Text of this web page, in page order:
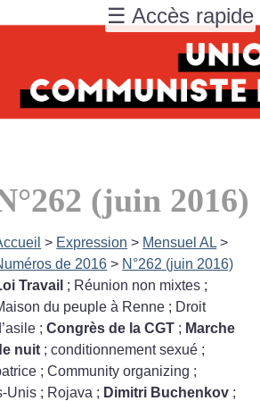
(juin 2016)
> Expression > Mensuel AL >
de 2016 > N°262 (juin 2016)
Travail ; Réunion non mixtes ;
du peuple à Renne ; Droit
;Congrès de la CGT ; Marche
nuit ; conditionnement sexué ;
; Community organizing ;
Unis ; Rojava ; Dimitri Buchenkov ;
☰ Accès rapide